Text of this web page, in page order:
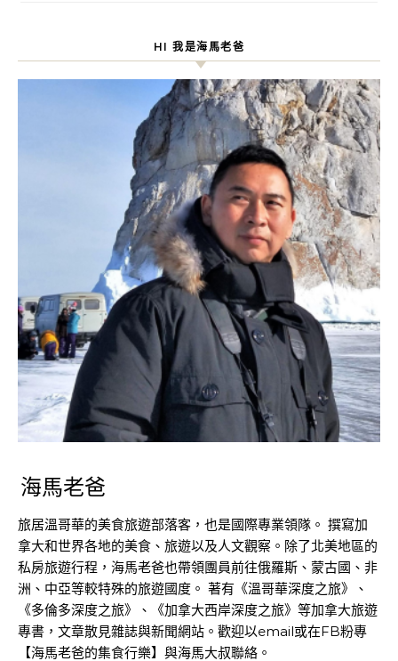
HI 我是海馬老爸
海馬老爸
旅居溫哥華的美食旅遊部落客，也是國際專業領隊。 撰寫加
拿大和世界各地的美食、旅遊以及人文觀察。除了北美地區的
私房旅遊行程，海馬老爸也帶領團員前往俄羅斯、蒙古國、非
洲、中亞等較特殊的旅遊國度。 著有《溫哥華深度之旅》、
《多倫多深度之旅》、《加拿大西岸深度之旅》等加拿大旅遊
專書，文章散見雜誌與新聞網站。歡迎以email或在FB粉專
【海馬老爸的集食行樂】與海馬大叔聯絡。